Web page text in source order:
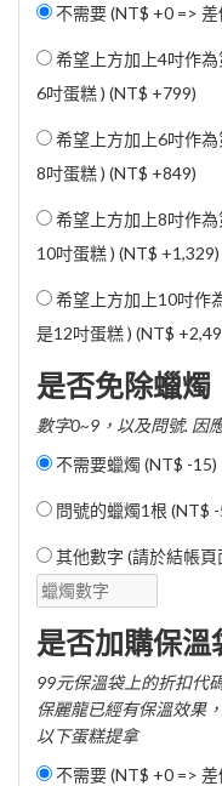
不需要 (NT$ +0 => 差
希望上方加上4吋作
6吋蛋糕 ) (NT$ +799)
希望上方加上6吋作
8吋蛋糕 ) (NT$ +849)
希望上方加上8吋作
10吋蛋糕 ) (NT$ +1,329)
希望上方加上10吋作
是12吋蛋糕 ) (NT$
是否免除蠟燭
數字0~9，以及問號. 因
不需要蠟燭 (NT$ -15)
問號的蠟燭1根 (NT$ -
其他數字 (請於結帳
是否加購保溫
99元保溫袋上的折扣代
保麗龍已經有保溫效果
以下蛋糕提拿
不需要 (NT$ +0 => 差